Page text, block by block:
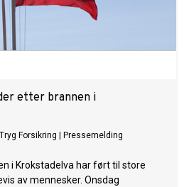
etter brannen i
Tryg Forsikring Pressemelding
i Krokstadelva har ført til store
av mennesker. Onsdag